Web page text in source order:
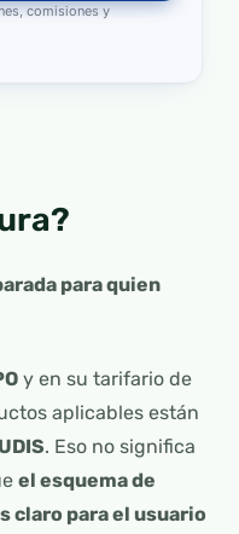
comisiones y
para quien
y en su tarifario de
aplicables están
. Eso no significa
el esquema de
claro para el usuario